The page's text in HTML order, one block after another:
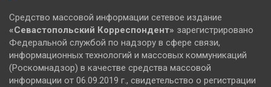
Средство массовой информации сетевое издание
«Севастопольский Корреспондент» зарегистрировано
Федеральной службой по надзору в сфере связи,
информационных технологий и массовых коммуникаций
(Роскомнадзор) в качестве средства массовой
информации от 06.09.2019 г., свидетельство о регистрации